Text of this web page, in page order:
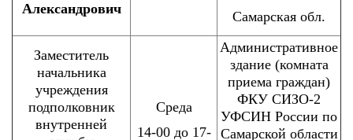
Александрович
Самарская обл.
Заместитель
начальника
учреждения
подполковник
внутренней
Среда
14-00 до 17-
Административное
здание (комната
приема граждан)
ФКУ СИЗО-2
УФСИН России по
Самарской области